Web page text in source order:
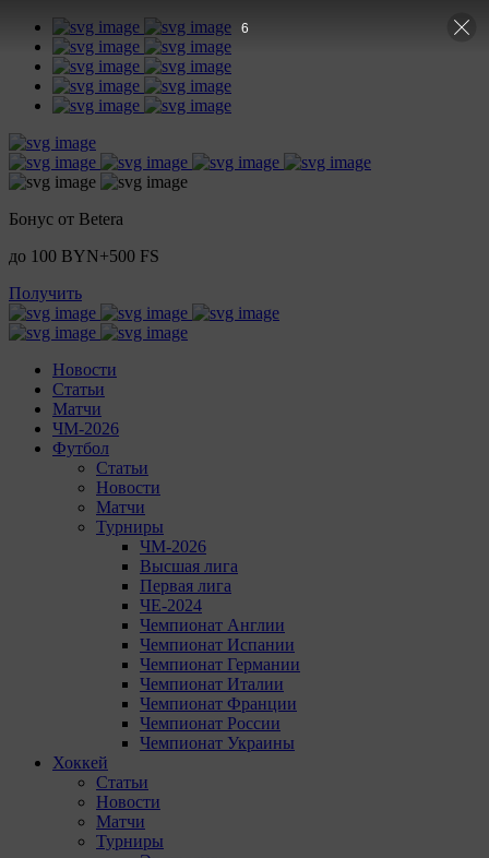
Бонус от Betera
до 100 BYN+500 FS
Получить
Новости
Статьи
Матчи
ЧМ-2026
Футбол
Статьи
Новости
Матчи
Турниры
ЧМ-2026
Высшая лига
Первая лига
ЧЕ-2024
Чемпионат Англии
Чемпионат Испании
Чемпионат Германии
Чемпионат Италии
Чемпионат Франции
Чемпионат России
Чемпионат Украины
Хоккей
Статьи
Новости
Матчи
Турниры
5